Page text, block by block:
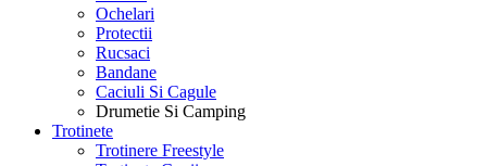
Ochelari
Protectii
Rucsaci
Bandane
Caciuli Si Cagule
Drumetie Si Camping
Trotinete
Trotinere Freestyle